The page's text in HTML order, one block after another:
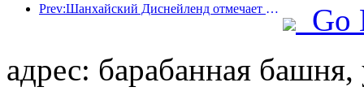
Prev:Шанхайский Диснейленд отмечает свою 10-летнюю годовщину, приняв на сегодняшний день более 100 миллионов посетителей.
Go
адрес: барабанная башня,